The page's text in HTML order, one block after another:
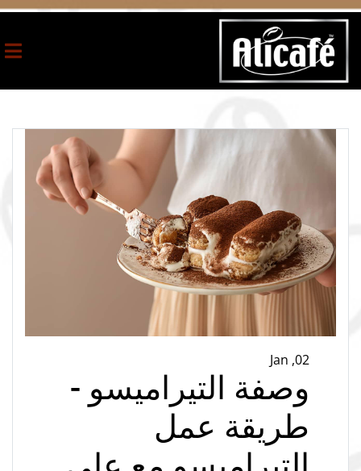
Jan ,02
وصفة التيراميسو -
طريقة عمل